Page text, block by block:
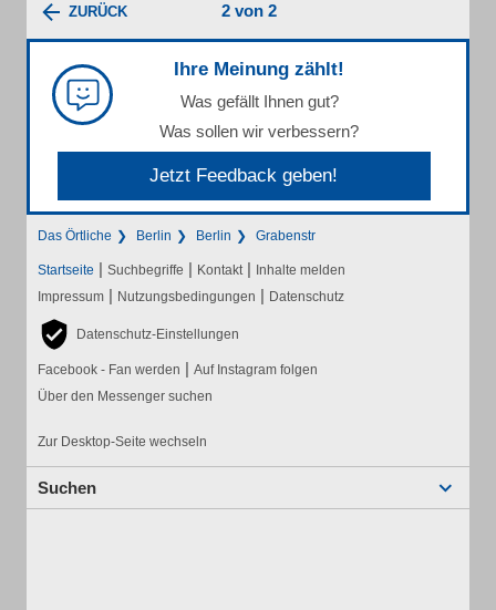
ZURÜCK 2 von 2
Ihre Meinung zählt!
Was gefällt Ihnen gut?
Was sollen wir verbessern?
Jetzt Feedback geben!
Das Örtliche Berlin Berlin Grabenstr
Startseite | Suchbegriffe | Kontakt | Inhalte melden
Impressum | Nutzungsbedingungen | Datenschutz
Datenschutz-Einstellungen
Facebook - Fan werden | Auf Instagram folgen
Über den Messenger suchen
Zur Desktop-Seite wechseln
Suchen